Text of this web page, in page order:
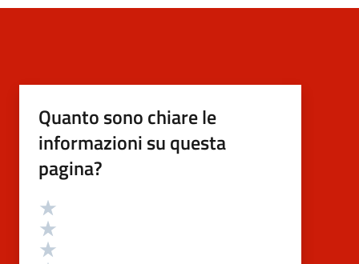
Quanto sono chiare le
informazioni su questa
pagina?
Valutazione